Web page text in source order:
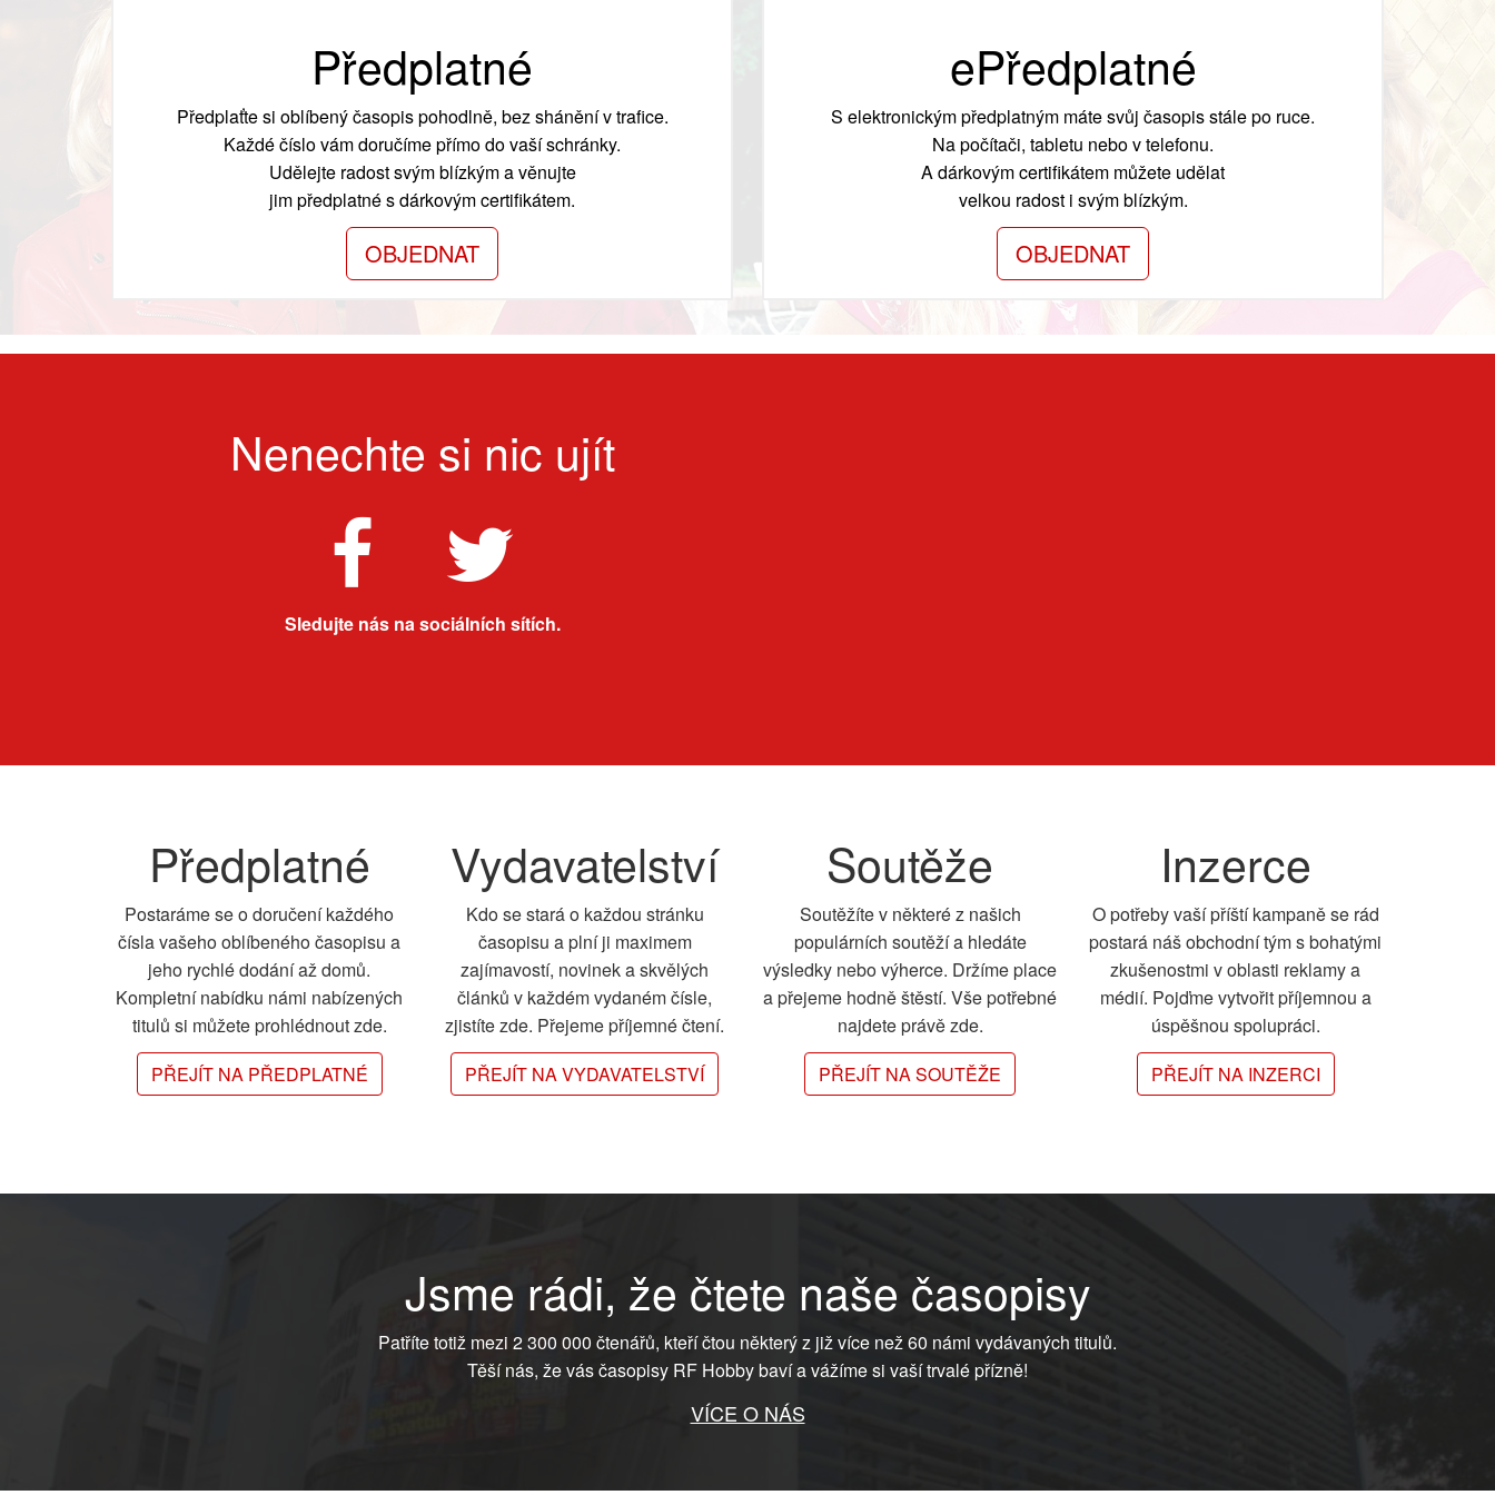
Předplatné
Předplaťte si oblíbený časopis pohodlně, bez shánění v trafice.
Každé číslo vám doručíme přímo do vaší schránky.
Udělejte radost svým blízkým a věnujte
jim předplatné s dárkovým certifikátem.
OBJEDNAT
ePředplatné
S elektronickým předplatným máte svůj časopis stále po ruce.
Na počítači, tabletu nebo v telefonu.
A dárkovým certifikátem můžete udělat
velkou radost i svým blízkým.
OBJEDNAT
Nenechte si nic ujít
Sledujte nás na sociálních sítích.
Předplatné
Postaráme se o doručení každého
čísla vašeho oblíbeného časopisu a
jeho rychlé dodání až domů.
Kompletní nabídku námi nabízených
titulů si můžete prohlédnout zde.
PŘEJÍT NA PŘEDPLATNÉ
Vydavatelství
Kdo se stará o každou stránku
časopisu a plní ji maximem
zajímavostí, novinek a skvělých
článků v každém vydaném čísle,
zjistíte zde. Přejeme příjemné čtení.
PŘEJÍT NA VYDAVATELSTVÍ
Soutěže
Soutěžíte v některé z našich
populárních soutěží a hledáte
výsledky nebo výherce. Držíme place
a přejeme hodně štěstí. Vše potřebné
najdete právě zde.
PŘEJÍT NA SOUTĚŽE
Inzerce
O potřeby vaší příští kampaně se rád
postará náš obchodní tým s bohatými
zkušenostmi v oblasti reklamy a
médií. Pojďme vytvořit příjemnou a
úspěšnou spolupráci.
PŘEJÍT NA INZERCI
Jsme rádi, že čtete naše časopisy
Patříte totiž mezi 2 300 000 čtenářů, kteří čtou některý z již více než 60 námi vydávaných titulů.
Těší nás, že vás časopisy RF Hobby baví a vážíme si vaší trvalé přízně!
VÍCE O NÁS